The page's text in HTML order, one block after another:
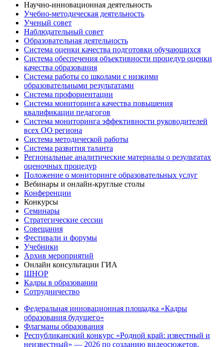
Научно-инновационная деятельность
Учебно-методическая деятельность
Ученый совет
Наблюдательный совет
Образовательная деятельность
Система оценки качества подготовки обучающихся
Система обеспечения объективности процедур оценки
качества образования
Система работы со школами с низкими
образовательными результатами
Система профориентации
Система мониторинга качества повышения
квалификации педагогов
Система мониторинга эффективности руководителей
всех ОО региона
Система методической работы
Система развития таланта
Региональные аналитические материалы о результатах
оценочных процедур
Положение о мониторинге образовательных услуг
Вебинары и онлайн-круглые столы
Конференции
Конкурсы
Семинары
Стратегические сессии
Совещания
Фестивали и форумы
Учебники
Архив мероприятий
Онлайн консультации ГИА
ШНОР
Кадры в образовании
Сотрудничество
Федеральная инновационная площадка «Кадры
образования будущего»
Флагманы образования
Республиканский конкурс «Родной край: известный и
неизвестный» — 2026 по созданию видеосюжетов,